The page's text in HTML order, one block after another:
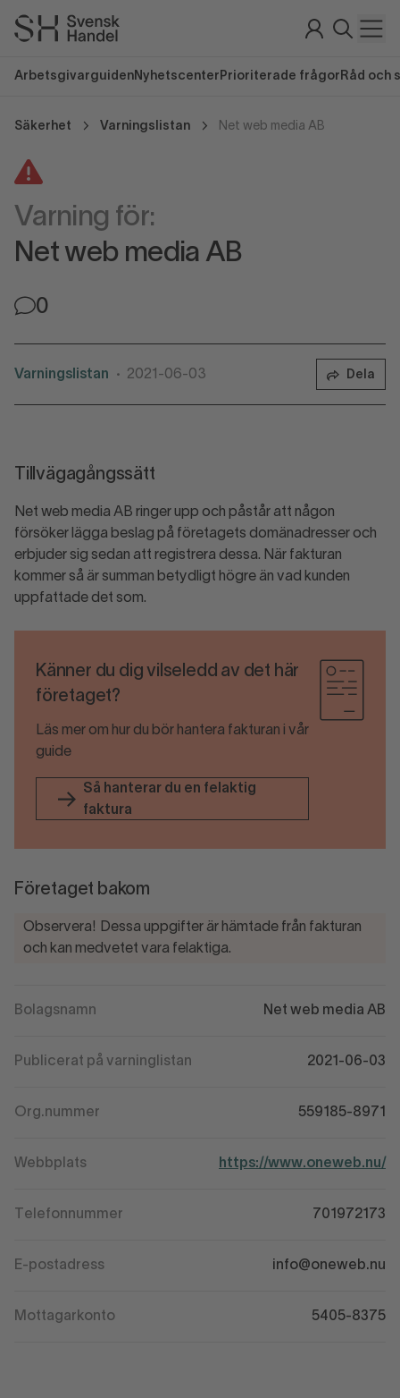
Arbetsgivarguiden Nyhetscenter Prioriterade frågor Råd och
Säkerhet Varningslistan Net web media AB
Varning för:
Net web media AB
0
Varningslistan • 2021-06-03 Dela
Tillvägagångssätt
Net web media AB ringer upp och påstår att någon
försöker lägga beslag på företagets domänadresser och
erbjuder sig sedan att registrera dessa. När fakturan
kommer så är summan betydligt högre än vad kunden
uppfattade det som.
Känner du dig vilseledd av det här
företaget?
Läs mer om hur du bör hantera fakturan i vår
guide
Så hanterar du en felaktig
faktura
Företaget bakom
Observera! Dessa uppgifter är hämtade från fakturan
och kan medvetet vara felaktiga.
Bolagsnamn Net web media AB
Publicerat på varninglistan 2021-06-03
Org.nummer 559185-8971
Webbplats https://www.oneweb.nu/
Telefonnummer 701972173
E-postadress info@oneweb.nu
Mottagarkonto 5405-8375